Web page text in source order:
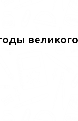
великого